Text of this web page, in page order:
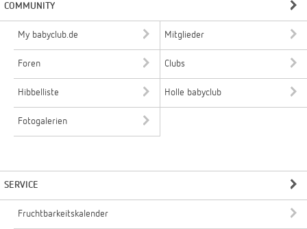
COMMUNITY
My babyclub.de Mitglieder
Foren Clubs
Hibbelliste Holle babyclub
Fotogalerien
SERVICE
Fruchtbarkeitskalender